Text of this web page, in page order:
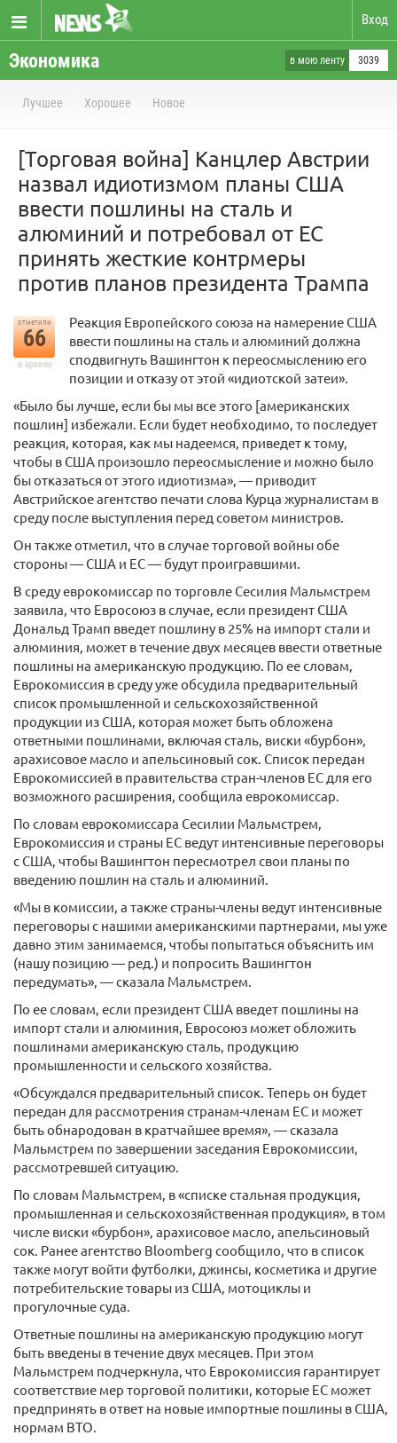
Вход
Экономика в мою ленту 3039
Лучшее Хорошее Новое
[Торговая война] Канцлер Австрии
назвал идиотизмом планы США
ввести пошлины на сталь и
алюминий и потребовал от ЕС
принять жесткие контрмеры
против планов президента Трампа
отметили
66
в архиве
Реакция Европейского союза на намерение США
ввести пошлины на сталь и алюминий должна
сподвигнуть Вашингтон к переосмыслению его
позиции и отказу от этой «идиотской затеи».
«Было бы лучше, если бы мы все этого [американских
пошлин] избежали. Если будет необходимо, то последует
реакция, которая, как мы надеемся, приведет к тому,
чтобы в США произошло переосмысление и можно было
бы отказаться от этого идиотизма», — приводит
Австрийское агентство печати слова Курца журналистам в
среду после выступления перед советом министров.
Он также отметил, что в случае торговой войны обе
стороны — США и ЕС — будут проигравшими.
В среду еврокомиссар по торговле Сесилия Мальмстрем
заявила, что Евросоюз в случае, если президент США
Дональд Трамп введет пошлину в 25% на импорт стали и
алюминия, может в течение двух месяцев ввести ответные
пошлины на американскую продукцию. По ее словам,
Еврокомиссия в среду уже обсудила предварительный
список промышленной и сельскохозяйственной
продукции из США, которая может быть обложена
ответными пошлинами, включая сталь, виски «бурбон»,
арахисовое масло и апельсиновый сок. Список передан
Еврокомиссией в правительства стран-членов ЕС для его
возможного расширения, сообщила еврокомиссар.
По словам еврокомиссара Сесилии Мальмстрем,
Еврокомиссия и страны ЕС ведут интенсивные переговоры
с США, чтобы Вашингтон пересмотрел свои планы по
введению пошлин на сталь и алюминий.
«Мы в комиссии, а также страны-члены ведут интенсивные
переговоры с нашими американскими партнерами, мы уже
давно этим занимаемся, чтобы попытаться объяснить им
(нашу позицию — ред.) и попросить Вашингтон
передумать», — сказала Мальмстрем.
По ее словам, если президент США введет пошлины на
импорт стали и алюминия, Евросоюз может обложить
пошлинами американскую сталь, продукцию
промышленности и сельского хозяйства.
«Обсуждался предварительный список. Теперь он будет
передан для рассмотрения странам-членам ЕС и может
быть обнародован в кратчайшее время», — сказала
Мальмстрем по завершении заседания Еврокомиссии,
рассмотревшей ситуацию.
По словам Мальмстрем, в «списке стальная продукция,
промышленная и сельскохозяйственная продукция», в том
числе виски «бурбон», арахисовое масло, апельсиновый
сок. Ранее агентство Bloomberg сообщило, что в список
также могут войти футболки, джинсы, косметика и другие
потребительские товары из США, мотоциклы и
прогулочные суда.
Ответные пошлины на американскую продукцию могут
быть введены в течение двух месяцев. При этом
Мальмстрем подчеркнула, что Еврокомиссия гарантирует
соответствие мер торговой политики, которые ЕС может
предпринять в ответ на новые импортные пошлины в США,
нормам ВТО.